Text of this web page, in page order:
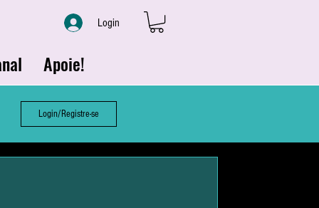
Login
Apoie!
Login/Registre-se